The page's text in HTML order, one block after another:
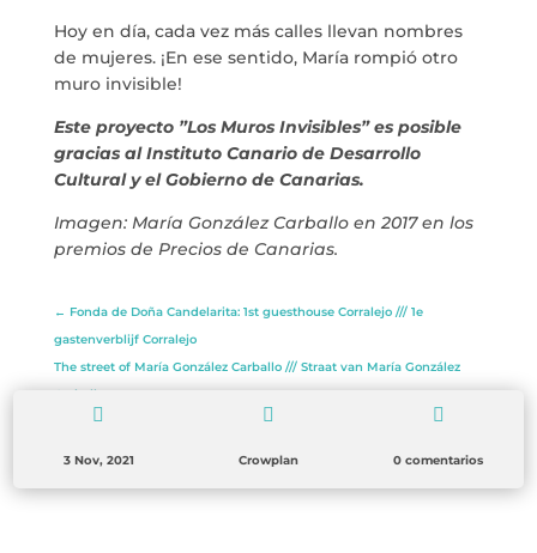
Hoy en día, cada vez más calles llevan nombres
de mujeres. ¡En ese sentido, María rompió otro
muro invisible!
Este proyecto ”Los Muros Invisibles” es posible
gracias al Instituto Canario de Desarrollo
Cultural y el Gobierno de Canarias.
Imagen: María González Carballo en 2017 en los
premios de Precios de Canarias.
← Fonda de Doña Candelarita: 1st guesthouse Corralejo /// 1e
gastenverblijf Corralejo
The street of María González Carballo /// Straat van María González
Carballo

3 Nov, 2021

Crowplan

0 comentarios